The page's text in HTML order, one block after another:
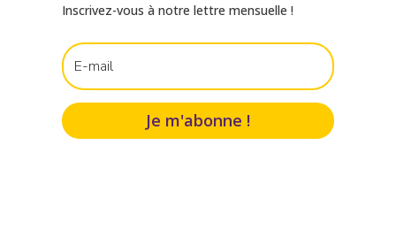
Inscrivez-vous à notre lettre mensuelle !
Je m'abonne !